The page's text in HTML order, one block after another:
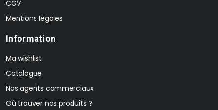
CGV
Mentions légales
Information
Ma wishlist
Catalogue
Nos agents commerciaux
Où trouver nos produits ?